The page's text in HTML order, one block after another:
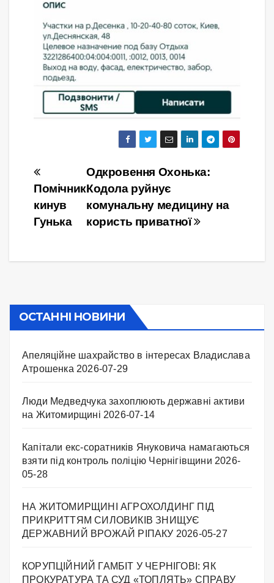
Навігація
записів
Одкровення Охонька:
Кодола руйнує
комунальну медицину на
користь приватної
Помічник
кинув
Гунька
ОСТАННІ НОВИНИ
Апеляційне шахрайство в інтересах Владислава
Атрошенка 2026-07-29
Люди Медведчука захоплюють державні активи
на Житомирщині 2026-07-14
Капітали екс-соратників Януковича намагаються
взяти під контроль поліцію Чернігівщини 2026-
05-28
НА ЖИТОМИРЩИНІ АГРОХОЛДИНГ ПІД
ПРИКРИТТЯМ СИЛОВИКІВ ЗНИЩУЄ
ДЕРЖАВНИЙ ВРОЖАЙ РІПАКУ ​ 2026-05-27
КОРУПЦІЙНИЙ ГАМБІТ У ЧЕРНІГОВІ: ЯК
ПРОКУРАТУРА ТА СУД «ТОПЛЯТЬ» СПРАВУ